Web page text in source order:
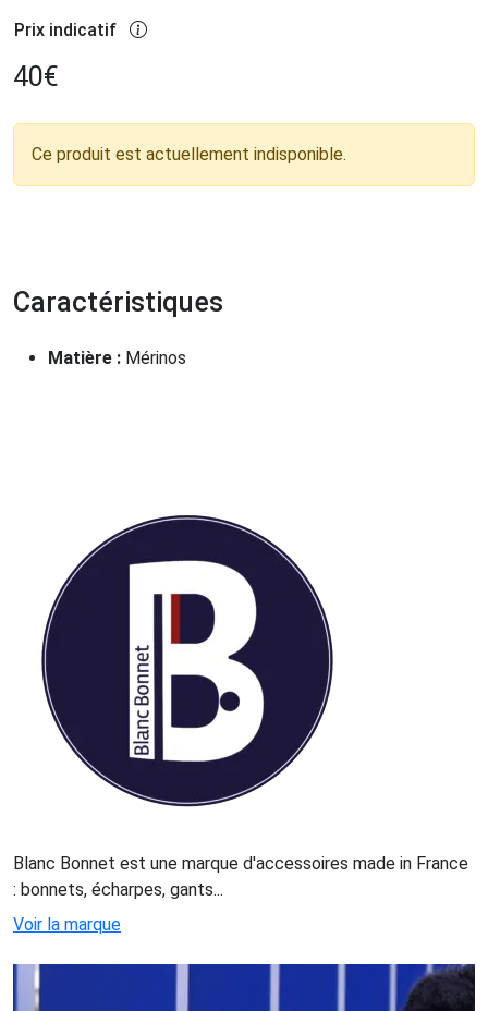
Prix indicatif
40€
Ce produit est actuellement indisponible.
Caractéristiques
Matière : Mérinos
Blanc Bonnet est une marque d'accessoires made in France
: bonnets, écharpes, gants...
Voir la marque